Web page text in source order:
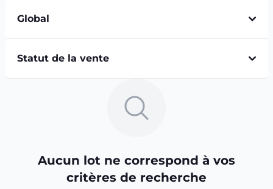
Global
Statut de la vente
Aucun lot ne correspond à vos
critères de recherche